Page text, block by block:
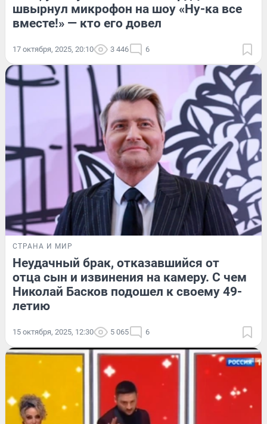
швырнул микрофон на шоу «Ну-ка все
вместе!» — кто его довел
17 октября, 2025, 20:10 3 446 6
СТРАНА И МИР
Неудачный брак, отказавшийся от
отца сын и извинения на камеру. С чем
Николай Басков подошел к своему 49-
летию
15 октября, 2025, 12:30 5 065 6